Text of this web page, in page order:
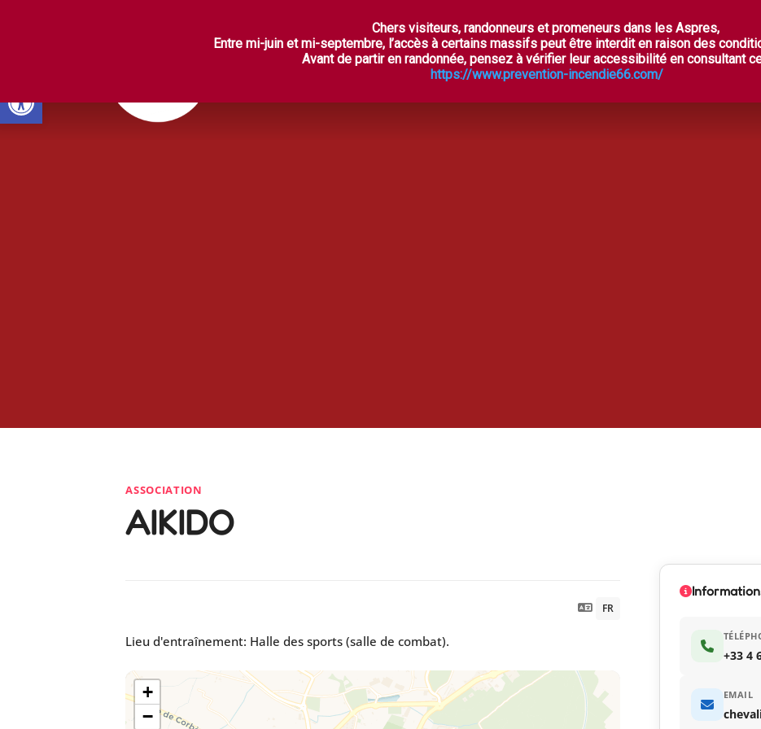
LES ASPRES SECRÈTES À VOIR, À FAIRE OÙ DORMIR ?
ASSOCIATION
AIKIDO
FR
Lieu d'entraînement: Halle des sports (salle de combat).
+
−
+33 4
EMAIL
Chers visiteurs, randonneurs et promeneurs dans les Aspres,
Entre mi-juin et mi-septembre, l’accès à certains massifs peut être interdit en raison des
Avant de partir en randonnée, pensez à vérifier leur accessibilité en consultant
https://www.prevention-incendie66.com/